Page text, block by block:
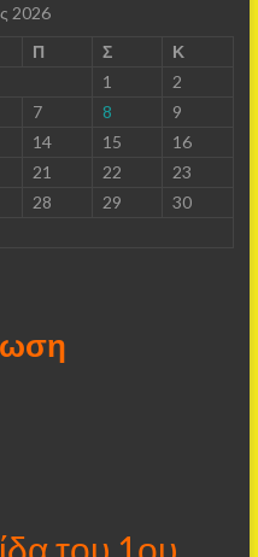
2026
Π Σ
Κ
1
2
7 8
9
14 15
16
21 22
23
28 29
30
του 1ου